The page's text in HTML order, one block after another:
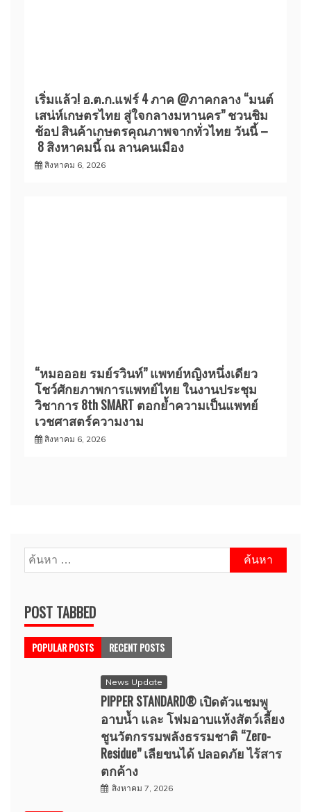
เริ่มแล้ว! อ.ต.ก.แฟร์ 4 ภาค @ภาคกลาง “มนต์
เสน่ห์เกษตรไทย สู่ใจกลางมหานคร” ชวนชิม
ช้อป สินค้าเกษตรคุณภาพจากทั่วไทย วันนี้ –
8 สิงหาคมนี้ ณ ลานคนเมือง
สิงหาคม 6, 2026
“หมอออย รมย์รวินท์” แพทย์หญิงหนึ่งเดียว
โชว์ศักยภาพการแพทย์ไทย ในงานประชุม
วิชาการ 8th SMART ตอกย้ำความเป็นแพทย์
เวชศาสตร์ความงาม
สิงหาคม 6, 2026
ค้นหา
สำหรับ:
POST TABBED
POPULAR POSTS RECENT POSTS
News Update
PIPPER STANDARD® เปิดตัวแชมพู
อาบน้ำ และ โฟมอาบแห้งสัตว์เลี้ยง
ชูนวัตกรรมพลังธรรมชาติ “Zero-
Residue” เลียขนได้ ปลอดภัย ไร้สาร
ตกค้าง
สิงหาคม 7, 2026